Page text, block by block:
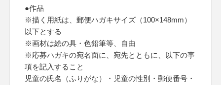
●作品
※描く用紙は、郵便ハガキサイズ（100×148mm）
以下とする
※画材は絵の具・色鉛筆等、自由
※応募ハガキの宛名面に、宛先とともに、以下の事
項を記入すること
児童の氏名（ふりがな）・児童の性別・郵便番号・